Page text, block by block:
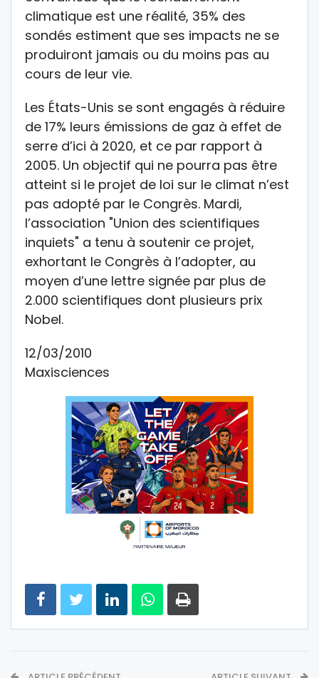
climatique est une réalité, 35% des
sondés estiment que ses impacts ne se
produiront jamais ou du moins pas au
cours de leur vie.
Les États-Unis se sont engagés à réduire
de 17% leurs émissions de gaz à effet de
serre d’ici à 2020, et ce par rapport à
2005. Un objectif qui ne pourra pas être
atteint si le projet de loi sur le climat n’est
pas adopté par le Congrès. Mardi,
l’association "Union des scientifiques
inquiets" a tenu à soutenir ce projet,
exhortant le Congrès à l’adopter, au
moyen d’une lettre signée par plus de
2.000 scientifiques dont plusieurs prix
Nobel.
12/03/2010
Maxisciences